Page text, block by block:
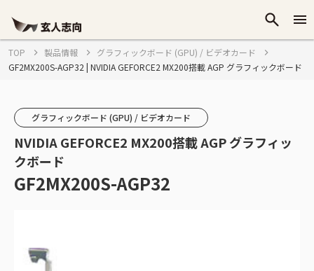
TOP 製品情報
グラフィックボード (GPU) / ビデオカード
GF2MX200S-AGP32 | NVIDIA GEFORCE2 MX200搭載 AGP グラフィックボード
グラフィックボード (GPU) / ビデオカード
NVIDIA GEFORCE2 MX200搭載 AGP グラフィッ
クボード
GF2MX200S-AGP32